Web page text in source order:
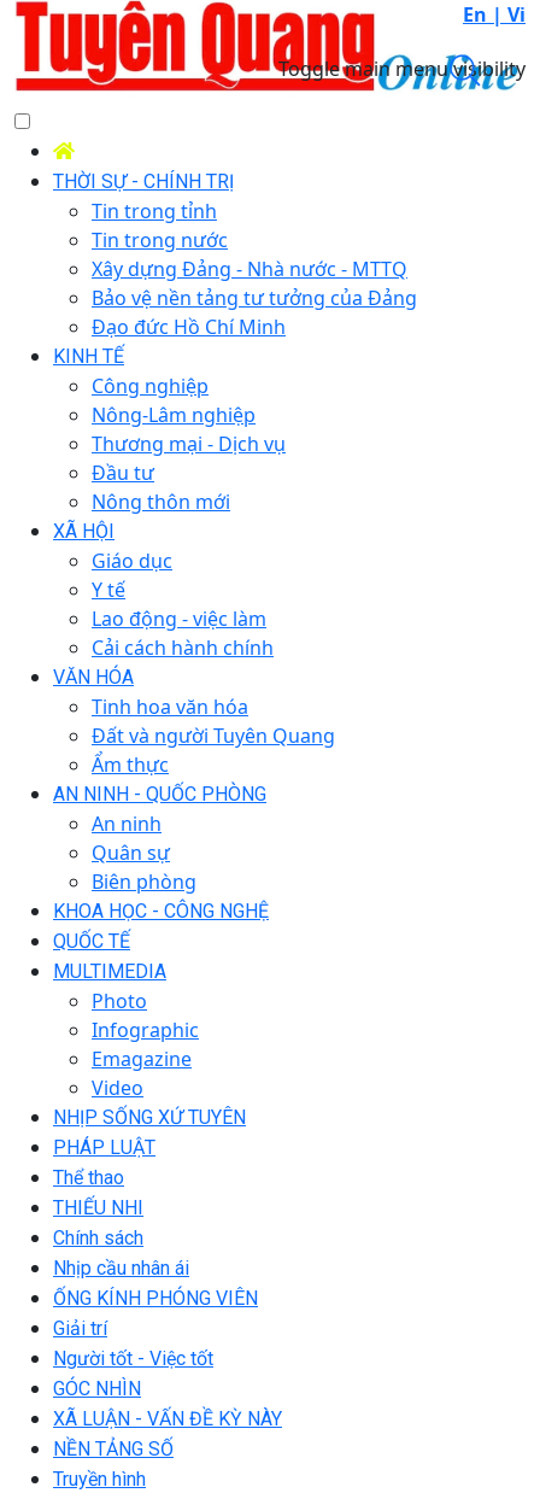
En | Vi
Toggle main menu visibility
THỜI SỰ - CHÍNH TRỊ
Tin trong tỉnh
Tin trong nước
Xây dựng Đảng - Nhà nước - MTTQ
Bảo vệ nền tảng tư tưởng của Đảng
Đạo đức Hồ Chí Minh
KINH TẾ
Công nghiệp
Nông-Lâm nghiệp
Thương mại - Dịch vụ
Đầu tư
Nông thôn mới
XÃ HỘI
Giáo dục
Y tế
Lao động - việc làm
Cải cách hành chính
VĂN HÓA
Tinh hoa văn hóa
Đất và người Tuyên Quang
Ẩm thực
AN NINH - QUỐC PHÒNG
An ninh
Quân sự
Biên phòng
KHOA HỌC - CÔNG NGHỆ
QUỐC TẾ
MULTIMEDIA
Photo
Infographic
Emagazine
Video
NHỊP SỐNG XỨ TUYÊN
PHÁP LUẬT
Thể thao
THIẾU NHI
Chính sách
Nhịp cầu nhân ái
ỐNG KÍNH PHÓNG VIÊN
Giải trí
Người tốt - Việc tốt
GÓC NHÌN
XÃ LUẬN - VẤN ĐỀ KỲ NÀY
NỀN TẢNG SỐ
Truyền hình